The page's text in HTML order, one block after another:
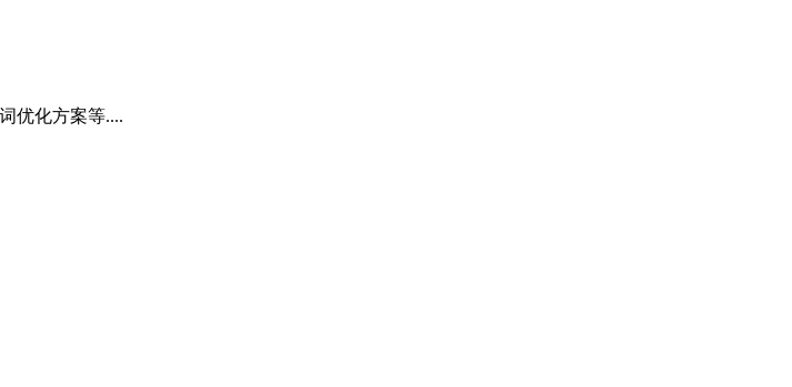
优化方案等....